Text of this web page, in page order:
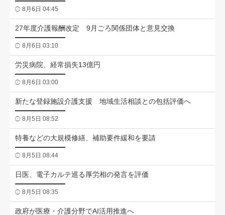
8月6日 04:45
27年度介護報酬改定 9月ごろ関係団体と意見交換
8月6日 03:10
労災病院、経常損失13億円
8月6日 03:00
新たな登録施設介護支援 地域生活相談との包括評価へ
8月5日 08:52
特養などの大規模修繕、補助要件緩和を要請
8月5日 08:44
日医、電子カルテ巡る厚労相の発言を評価
8月5日 08:35
政府が医療・介護分野でAI活用推進へ